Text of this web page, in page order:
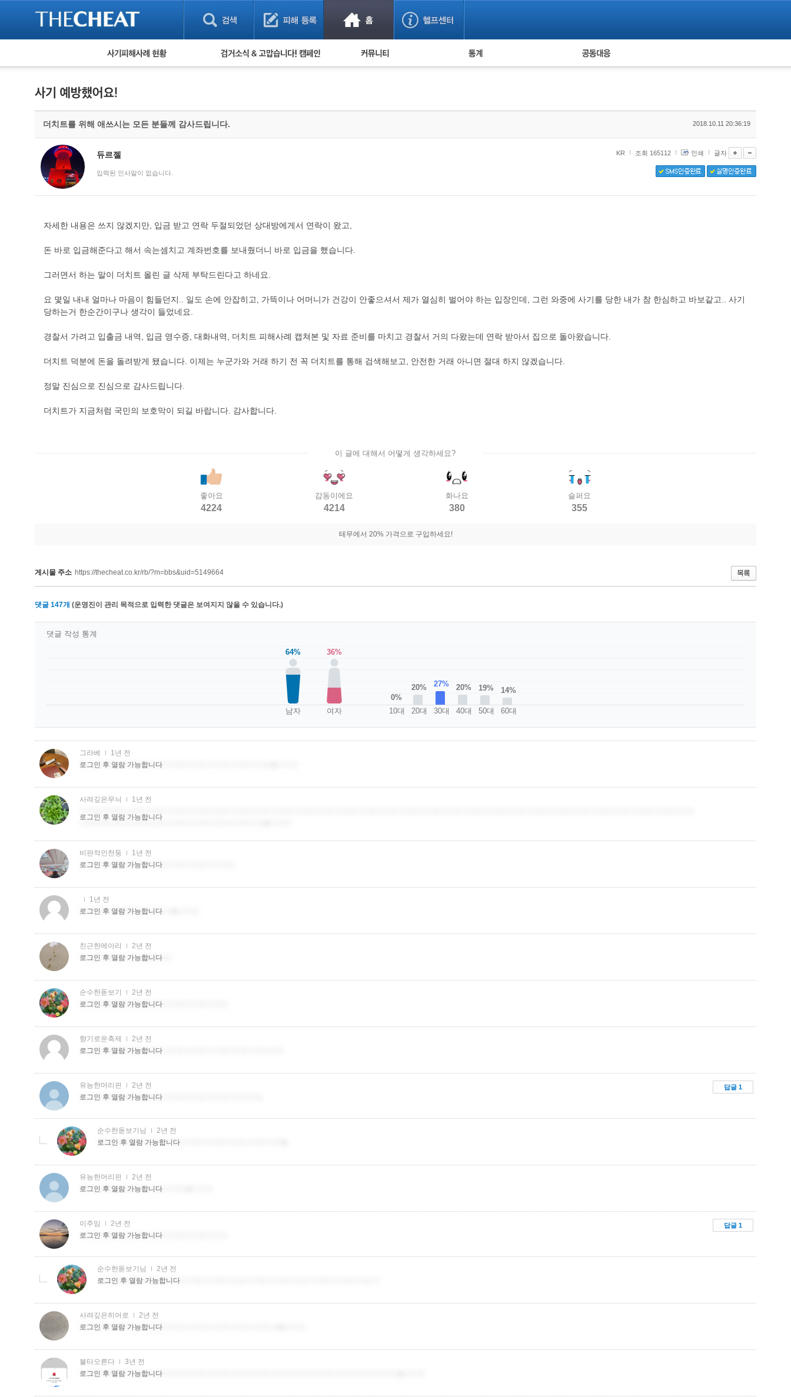
피해사례 현황
게임 · 비실물 피해사례
보이스피싱 피해사례
유해사이트 목록
비공개 피해사례
검거 소식 사기 예방했어요! 누적 피해사례 통계 피해자 공동대응
더치트를 위해 애쓰시는 모든 분들께 감사드립니다. 2018.10.11 20:36:19
듀르젤
입력된 인사말이 없습니다.
KR 조회 165112 인쇄 글자
자세한 내용은 쓰지 않겠지만, 입금 받고 연락 두절되었던 상대방에게서 연락이 왔고,
돈 바로 입금해준다고 해서 속는셈치고 계좌번호를 보내줬더니 바로 입금을 했습니다.
그러면서 하는 말이 더치트 올린 글 삭제 부탁드린다고 하네요.
요 몇일 내내 얼마나 마음이 힘들던지.. 일도 손에 안잡히고, 가뜩이나 어머니가 건강이 안좋으셔서 제가 열심히 벌어야 하는 입장인데, 그런 와중에 사기를 당한 내가 참 한심하고 바보같고.. 사기
당하는거 한순간이구나 생각이 들었네요.
경찰서 가려고 입출금 내역, 입금 영수증, 대화내역, 더치트 피해사례 캡쳐본 및 자료 준비를 마치고 경찰서 거의 다왔는데 연락 받아서 집으로 돌아왔습니다.
더치트 덕분에 돈을 돌려받게 됐습니다. 이제는 누군가와 거래 하기 전 꼭 더치트를 통해 검색해보고, 안전한 거래 아니면 절대 하지 않겠습니다.
정말 진심으로 진심으로 감사드립니다.
더치트가 지금처럼 국민의 보호막이 되길 바랍니다. 감사합니다.
이 글에 대해서 어떻게 생각하세요?
좋아요
4224
감동이에요
4214
화나요
380
슬퍼요
355
테무에서 20% 가격으로 구입하세요!
게시물 주소 https://thecheat.co.kr/rb/?m=bbs&uid=5149664
댓글 147개 (운영진이 관리 목적으로 입력한 댓글은 보여지지 않을 수 있습니다.)
64%
남자
36%
여자
0%
10대
20%
20대
27%
30대
20%
40대
19%
50대
14%
60대
댓글 작성 통계